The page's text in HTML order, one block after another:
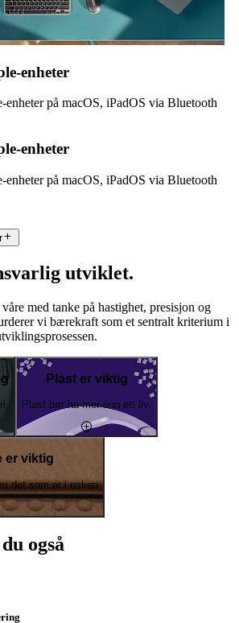
enheter
på macOS, iPadOS via Bluetooth
enheter
på macOS, iPadOS via Bluetooth
utviklet.
med tanke på hastighet, presisjon og
vi bærekraft som et sentralt kriterium i
Plast er viktig
Plast bør ha mer enn ett liv.
er viktig
det som er i esken
også